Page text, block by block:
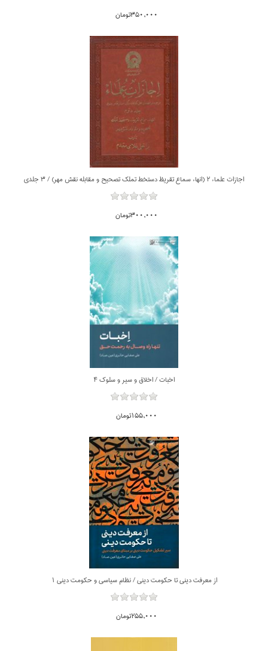
350,000تومان
اجازات علماء 2 (انهاء سماع تقريظ دستخط تملك تصحيح و مقابله نقش مهر) / 3 جلدي
300,000تومان
اخبات / اخلاق و سير و سلوك 4
155,000تومان
از معرفت ديني تا حكومت ديني / نظام سياسي و حكومت ديني 1
255,000تومان